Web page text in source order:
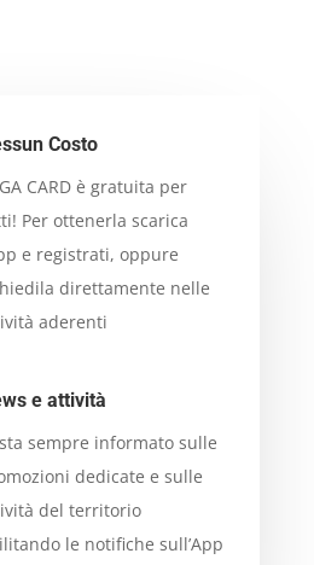
Costo
CARD è gratuita per
Per ottenerla scarica
e registrati, oppure
direttamente nelle
aderenti
e attività
sempre informato sulle
dedicate e sulle
del territorio
le notifiche sull’App